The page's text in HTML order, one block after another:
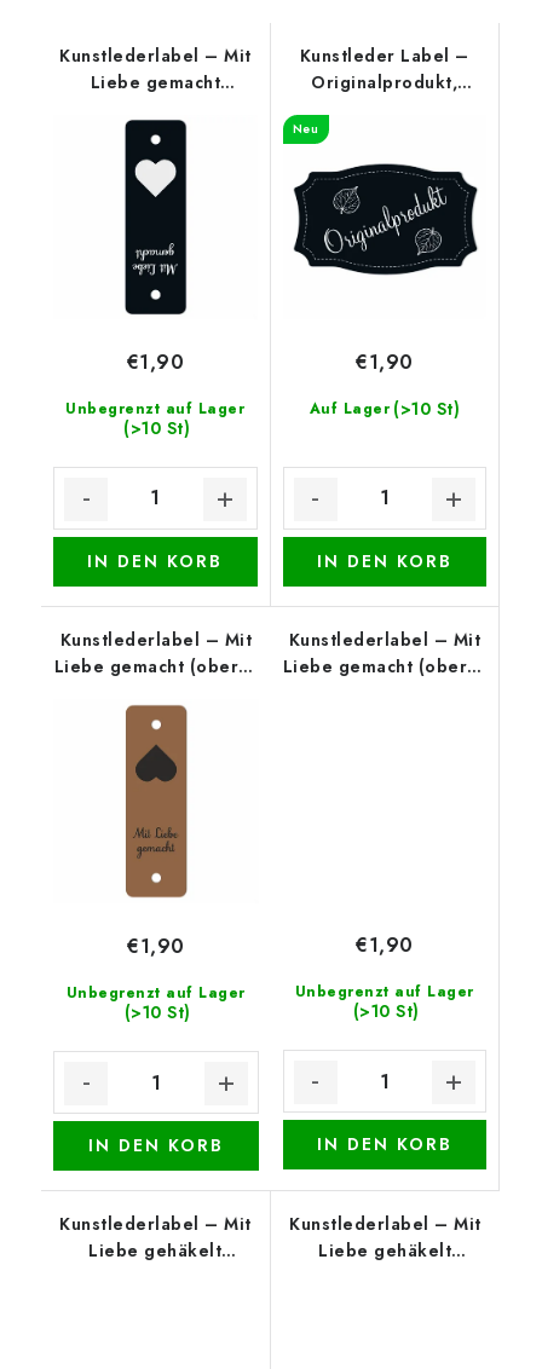
Kunstlederlabel – Mit
Liebe gemacht
Schwarz
Unbegrenzt auf Lager
(>10 St)
€1,90
IN DEN KORB
Kunstleder Label –
Originalprodukt,
Neu
Auf Lager (>10 St)
€1,90
IN DEN KORB
Kunstlederlabel – Mit
Liebe gemacht (oberer
Unbegrenzt auf Lager
(>10 St)
€1,90
IN DEN KORB
Kunstlederlabel – Mit
Liebe gemacht (oberer
Unbegrenzt auf Lager
(>10 St)
€1,90
IN DEN KORB
Kunstlederlabel – Mit
Liebe gehäkelt
Kunstlederlabel – Mit
Liebe gehäkelt